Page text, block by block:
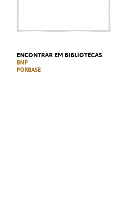
ENCONTRAR EM BIBLIOTECAS
BNP
PORBASE